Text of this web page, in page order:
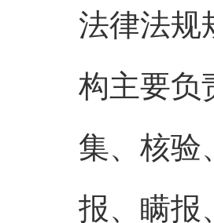
法律法规
构主要负
集、核验
报、瞒报